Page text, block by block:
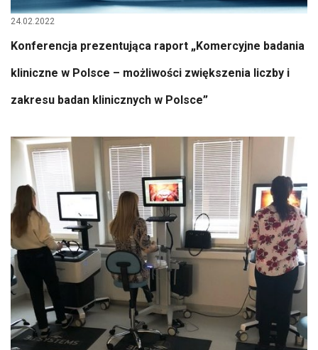
24.02.2022
Konferencja prezentująca raport „Komercyjne badania
kliniczne w Polsce – możliwości zwiększenia liczby i
zakresu badan klinicznych w Polsce”